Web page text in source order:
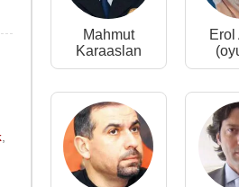
Mahmut
Karaaslan
Erol